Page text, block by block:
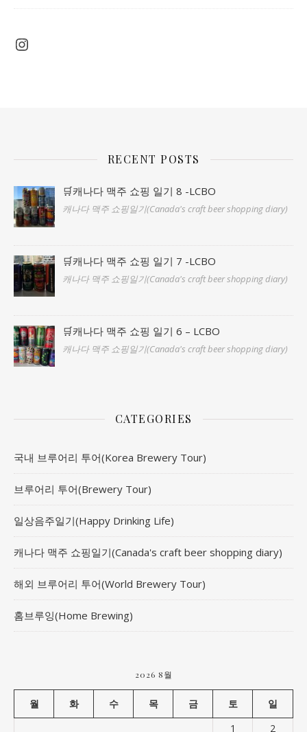
Instagram
RECENT POSTS
🛒캐나다 맥주 쇼핑 일기 8 -LCBO
캐나다 맥주 쇼핑일기(Canada's craft beer shopping diary)
🛒캐나다 맥주 쇼핑 일기 7 -LCBO
캐나다 맥주 쇼핑일기(Canada's craft beer shopping diary)
🛒캐나다 맥주 쇼핑 일기 6 – LCBO
캐나다 맥주 쇼핑일기(Canada's craft beer shopping diary)
CATEGORIES
국내 브루어리 투어(Korea Brewery Tour)
브루어리 투어(Brewery Tour)
일상음주일기(Happy Drinking Life)
캐나다 맥주 쇼핑일기(Canada's craft beer shopping diary)
해외 브루어리 투어(World Brewery Tour)
홈브루잉(Home Brewing)
2026 8월
월 화 수 목 금 토
일
1
2